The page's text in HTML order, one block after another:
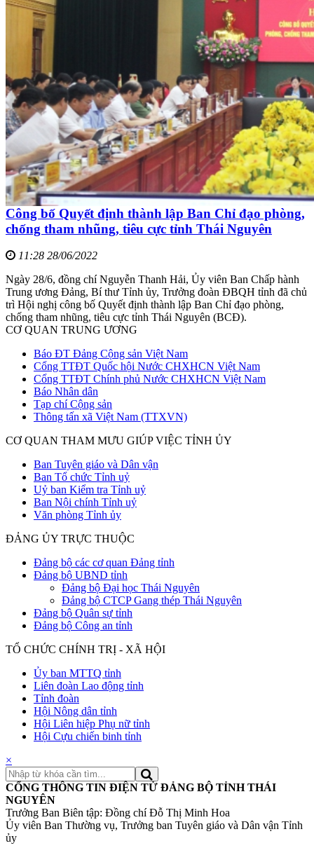
Công bố Quyết định thành lập Ban Chỉ đạo phòng,
chống tham nhũng, tiêu cực tỉnh Thái Nguyên
11:28 28/06/2022
Ngày 28/6, đồng chí Nguyễn Thanh Hải, Ủy viên Ban Chấp hành
Trung ương Đảng, Bí thư Tỉnh ủy, Trưởng đoàn ĐBQH tỉnh đã chủ
trì Hội nghị công bố Quyết định thành lập Ban Chỉ đạo phòng,
chống tham nhũng, tiêu cực tỉnh Thái Nguyên (BCĐ).
CƠ QUAN TRUNG ƯƠNG
Báo ĐT Đảng Cộng sản Việt Nam
Cổng TTĐT Quốc hội Nước CHXHCN Việt Nam
Cổng TTĐT Chính phủ Nước CHXHCN Việt Nam
Báo Nhân dân
Tạp chí Cộng sản
Thông tấn xã Việt Nam (TTXVN)
CƠ QUAN THAM MƯU GIÚP VIỆC TỈNH ỦY
Ban Tuyên giáo và Dân vận
Ban Tổ chức Tỉnh uỷ
Uỷ ban Kiểm tra Tỉnh uỷ
Ban Nội chính Tỉnh uỷ
Văn phòng Tỉnh ủy
ĐẢNG ỦY TRỰC THUỘC
Đảng bộ các cơ quan Đảng tỉnh
Đảng bộ UBND tỉnh
Đảng bộ Đại học Thái Nguyên
Đảng bộ CTCP Gang thép Thái Nguyên
Đảng bộ Quân sự tỉnh
Đảng bộ Công an tỉnh
TỔ CHỨC CHÍNH TRỊ - XÃ HỘI
Ủy ban MTTQ tỉnh
Liên đoàn Lao động tỉnh
Tỉnh đoàn
Hội Nông dân tỉnh
Hội Liên hiệp Phụ nữ tỉnh
Hội Cựu chiến binh tỉnh
×
CỔNG THÔNG TIN ĐIỆN TỬ ĐẢNG BỘ TỈNH THÁI
NGUYÊN
Trưởng Ban Biên tập: Đồng chí Đỗ Thị Minh Hoa
Ủy viên Ban Thường vụ, Trưởng ban Tuyên giáo và Dân vận Tỉnh
ủy